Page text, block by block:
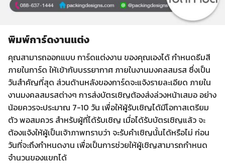
พิมพ์การ์ดงานแต่ง
คุณสามารถออกแบบ การ์ดแต่งงาน ของคุณเองได้ กำหนดธีมสี
ภายในการ์ด ให้เข้ากับบรรยากาศ ภายในงานมงคลสมรส ซึ่งเป็น
วันสำคัญที่สุด ส่วนด้านหลังของการ์ดจะแจ้งรายละเอียด ภายใน
งานมงคลสมรสต่างๆ การส่งบัตรเชิญต้องส่งล่วงหน้าเสมอ อย่าง
น้อยควรจะประมาณ 7-10 วัน เพื่อให้ผู้รับเชิญได้มีโอกาสเตรียม
ตัว พอสมควร สำหรับผู้ที่ได้รับเชิญ เมื่อได้รับบัตรเชิญแล้ว จะ
ต้องแจ้งให้ผู้เป็นเจ้าภาพทราบว่า จะรับคำเชิญนั้นได้หรือไม่ ก่อน
วันที่จะถึงกำหนดงาน เพื่อเป็นการช่วยให้ผู้เชิญสามารถกำหนด
จำนวนของแขกได้